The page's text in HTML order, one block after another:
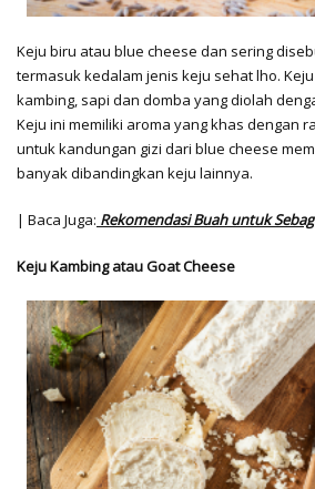
Keju biru atau blue cheese dan sering
termasuk kedalam jenis keju sehat lho.
kambing, sapi dan domba yang diolah
Keju ini memiliki aroma yang khas dengan
untuk kandungan gizi dari blue cheese
banyak dibandingkan keju lainnya.
| Baca Juga: Rekomendasi Buah untuk
Keju Kambing atau Goat Cheese